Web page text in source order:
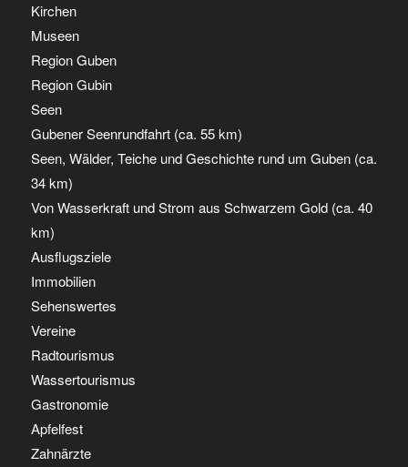
Kirchen
Museen
Region Guben
Region Gubin
Seen
Gubener Seenrundfahrt (ca. 55 km)
Seen, Wälder, Teiche und Geschichte rund um Guben (ca.
34 km)
Von Wasserkraft und Strom aus Schwarzem Gold (ca. 40
km)
Ausflugsziele
Immobilien
Sehenswertes
Vereine
Radtourismus
Wassertourismus
Gastronomie
Apfelfest
Zahnärzte